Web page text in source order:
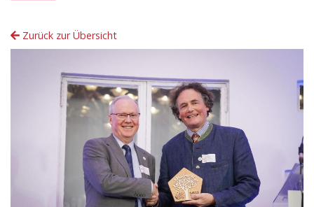
Zurück zur Übersicht